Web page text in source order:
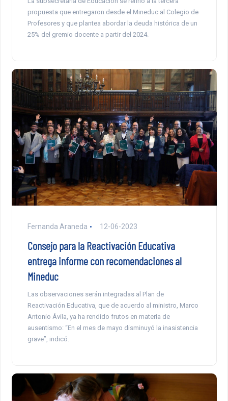
propuesta que entregaron desde el Mineduc al Colegio de
Profesores y que plantea abordar la deuda histórica de un
25% del gremio docente a partir del 2024.
Fernanda Araneda 12-06-2023
Consejo para la Reactivación Educativa
entrega informe con recomendaciones al
Mineduc
Las observaciones serán integradas al Plan de
Reactivación Educativa, que de acuerdo al ministro, Marco
Antonio Ávila, ya ha rendido frutos en materia de
ausentismo: “En el mes de mayo disminuyó la inasistencia
grave”, indicó.